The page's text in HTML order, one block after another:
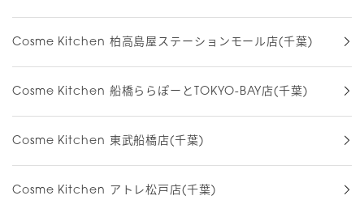
Cosme Kitchen 柏高島屋ステーションモール店(千葉)
Cosme Kitchen 船橋ららぽーとTOKYO-BAY店(千葉)
Cosme Kitchen 東武船橋店(千葉)
Cosme Kitchen アトレ松戸店(千葉)